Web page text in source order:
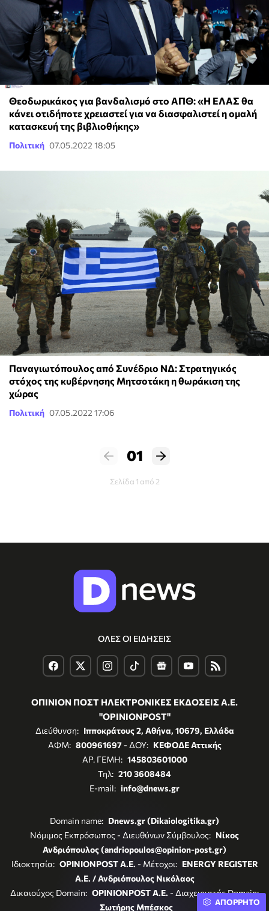
Θεοδωρικάκος για βανδαλισμό στο ΑΠΘ: «Η ΕΛΑΣ θα
κάνει οτιδήποτε χρειαστεί για να διασφαλιστεί η ομαλή
κατασκευή της βιβλιοθήκης»
Πολιτική 07.05.2022 18:05
Παναγιωτόπουλος από Συνέδριο ΝΔ: Στρατηγικός
στόχος της κυβέρνησης Μητσοτάκη η θωράκιση της
χώρας
Πολιτική 07.05.2022 17:06
01
Σελίδα 1 από 2
ΟΛΕΣ ΟΙ ΕΙΔΗΣΕΙΣ
ΟΠΙΝΙΟΝ ΠΟΣΤ ΗΛΕΚΤΡΟΝΙΚΕΣ ΕΚΔΟΣΕΙΣ Α.Ε.
"OPINIONPOST"
Διεύθυνση: Ιπποκράτους 2, Αθήνα, 10679, Ελλάδα
ΑΦΜ: 800961697- ΔΟΥ: ΚΕΦΟΔΕ Αττικής
ΑΡ. ΓΕΜΗ: 145803601000
Τηλ: 210 3608484
E-mail: info@dnews.gr
Domain name: Dnews.gr (Dikaiologitika.gr)
Νόμιμος Εκπρόσωπος - Διευθύνων Σύμβουλος: Νίκος
Ανδριόπουλος (andriopoulos@opinion-post.gr)
Ιδιοκτησία: OPINIONPOST A.E. - Μέτοχοι: ENERGY REGISTER
Α.Ε. / Ανδριόπουλος Νικόλαος
Δικαιούχος Domain: OPINIONPOST A.E. - Διαχειριστής Domain:
Σωτήρης Μπέσκος
ΑΠΟΡΡΗΤΟ